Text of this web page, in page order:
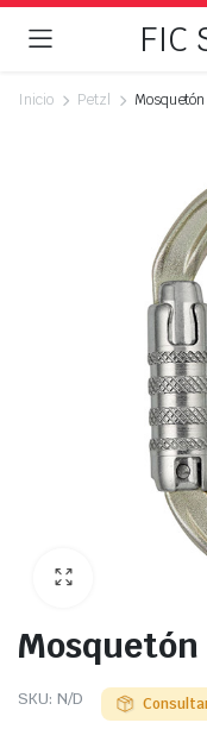
FIC
Inicio Petzl Mosquetón
Mosquetón
SKU: N/D